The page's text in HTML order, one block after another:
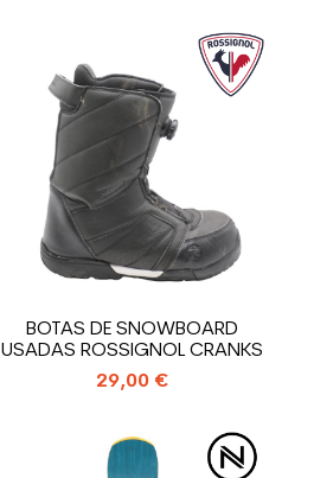
BOTAS DE SNOWBOARD
USADAS ROSSIGNOL CRANKS
29,00 €